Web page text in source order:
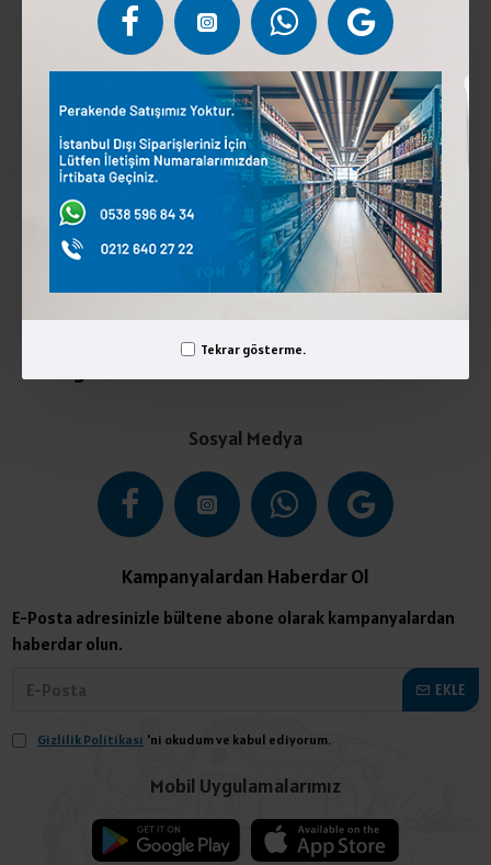
Tekrar gösterme.
saklayınız.Türk Gıda Kodeksine Uygundur.
Kurumsal
Üyelik İşlemleri
İletişim
Sosyal Medya
Kampanyalardan Haberdar Ol
E-Posta adresinizle bültene abone olarak kampanyalardan
haberdar olun.
EKLE
Gizlilik Politikası 'ni okudum ve kabul ediyorum.
Mobil Uygulamalarımız